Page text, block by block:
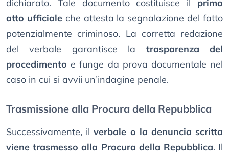
dichiarato. Tale documento costituisce il primo
atto ufficialeche attesta la segnalazione del fatto
potenzialmente criminoso. La corretta redazione
del verbale garantisce la trasparenza del
procedimento e funge da prova documentale nel
caso in cui si avvii un’indagine penale.
Trasmissione alla Procura della Repubblica
Successivamente, ilverbale o la denuncia scritta
viene trasmesso alla Procura della Repubblica. Il